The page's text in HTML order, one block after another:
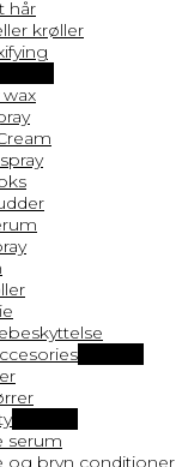
hår
krøller
wax
serum
og bryn conditioner